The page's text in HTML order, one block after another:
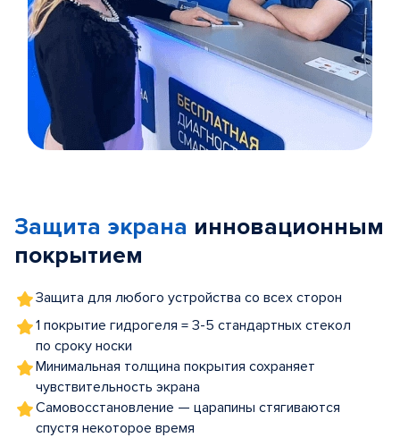
5
Защита экрана инновационным
покрытием
Защита для любого устройства со всех сторон
1 покрытие гидрогеля = 3-5 стандартных стекол
по сроку носки
Минимальная толщина покрытия сохраняет
чувствительность экрана
Самовосстановление — царапины стягиваются
спустя некоторое время